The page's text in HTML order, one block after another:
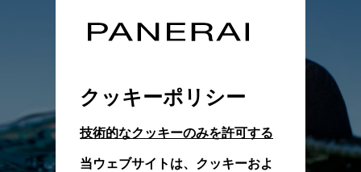
クッキーポリシー
技術的なクッキーのみを許可する
当ウェブサイトは、クッキーおよ